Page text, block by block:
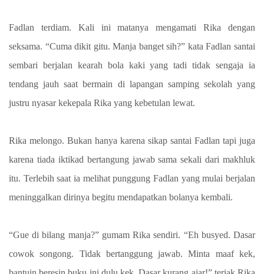
Fadlan terdiam. Kali ini matanya mengamati Rika dengan
seksama. “Cuma dikit gitu. Manja banget sih?” kata Fadlan santai
sembari berjalan kearah bola kaki yang tadi tidak sengaja ia
tendang jauh saat bermain di lapangan samping sekolah yang
justru nyasar kekepala Rika yang kebetulan lewat.
Rika melongo. Bukan hanya karena sikap santai Fadlan tapi juga
karena tiada iktikad bertangung jawab sama sekali dari makhluk
itu. Terlebih saat ia melihat punggung Fadlan yang mulai berjalan
meninggalkan dirinya begitu mendapatkan bolanya kembali.
“Gue di bilang manja?” gumam Rika sendiri. “Eh busyed. Dasar
cowok songong. Tidak bertanggung jawab. Minta maaf kek,